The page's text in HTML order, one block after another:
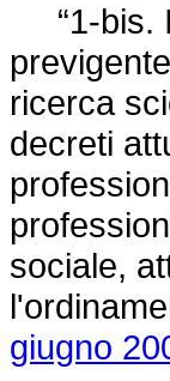
“1-bis. I
ricerca
decreti
sociale,
giugno